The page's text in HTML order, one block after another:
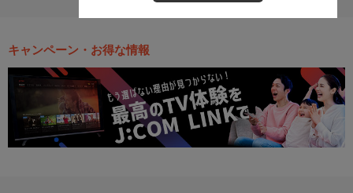
キャンペーン・お得な情報